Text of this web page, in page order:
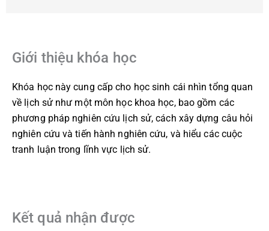
Giới thiệu khóa học
Khóa học này cung cấp cho học sinh cái nhìn tổng quan
về lịch sử như một môn học khoa học, bao gồm các
phương pháp nghiên cứu lịch sử, cách xây dựng câu hỏi
nghiên cứu và tiến hành nghiên cứu, và hiểu các cuộc
tranh luận trong lĩnh vực lịch sử.
Kết quả nhận được